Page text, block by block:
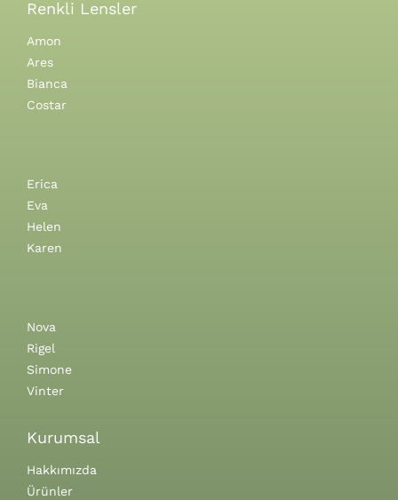
Renkli Lensler
Amon
Ares
Bianca
Costar
Erica
Eva
Helen
Karen
Nova
Rigel
Simone
Vinter
Kurumsal
Hakkımızda
Ürünler